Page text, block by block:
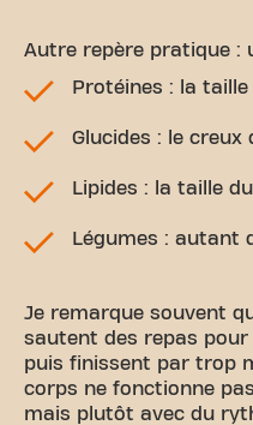
Autre repère pratique :
Protéines : la
Glucides : le creux
Lipides : la taille
Légumes : autant
Je remarque souvent
sautent des repas pour
puis finissent par trop
corps ne fonctionne
mais plutôt avec du